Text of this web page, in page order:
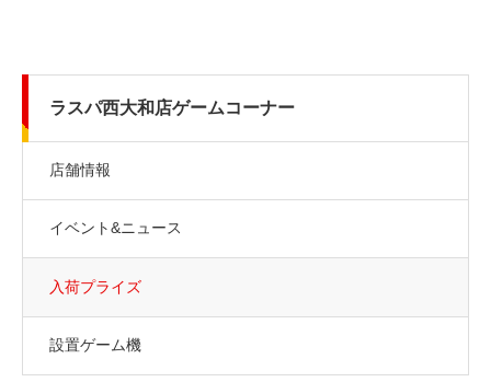
ラスパ西大和店ゲームコーナー
店舗情報
イベント&ニュース
入荷プライズ
設置ゲーム機